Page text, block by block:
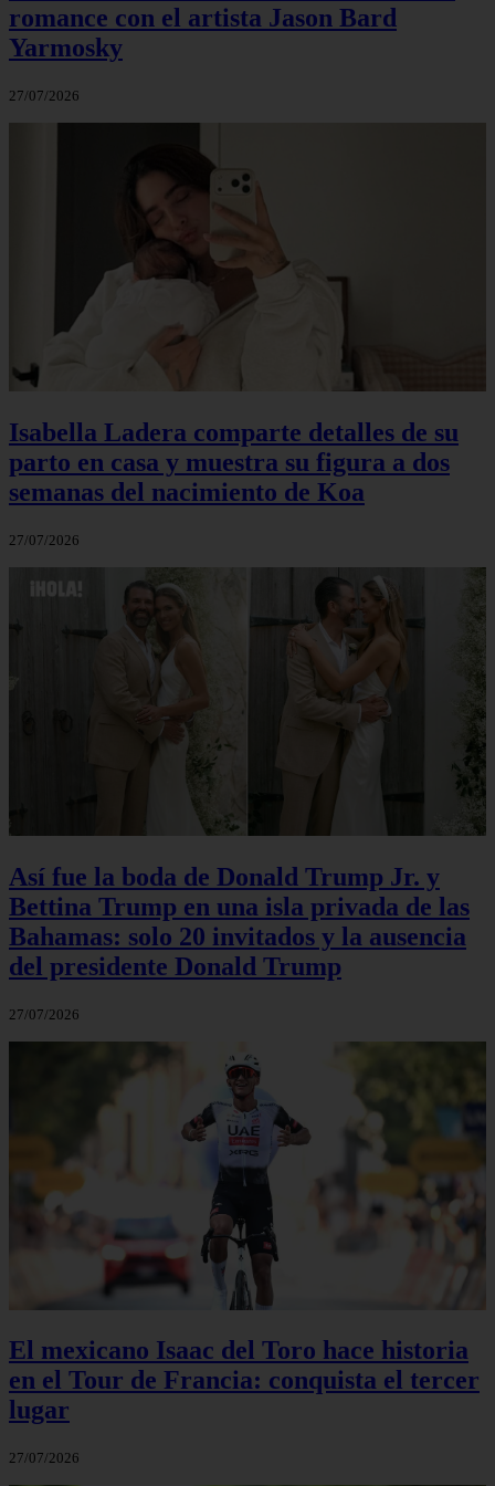
romance con el artista Jason Bard
Yarmosky
27/07/2026
Isabella Ladera comparte detalles de su
parto en casa y muestra su figura a dos
semanas del nacimiento de Koa
27/07/2026
Así fue la boda de Donald Trump Jr. y
Bettina Trump en una isla privada de las
Bahamas: solo 20 invitados y la ausencia
del presidente Donald Trump
27/07/2026
El mexicano Isaac del Toro hace historia
en el Tour de Francia: conquista el tercer
lugar
27/07/2026